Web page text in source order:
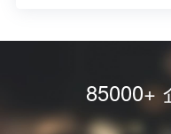
85000+